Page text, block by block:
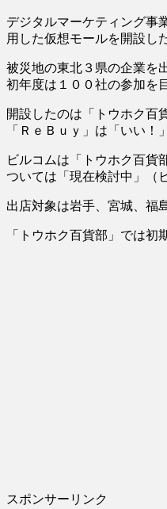
デジタルマーケティング事
用した仮想モールを開設し
被災地の東北３県の企業を
初年度は１００社の参加を
開設したのは「トウホク百
「ＲｅＢｕｙ」は「いい
ビルコムは「トウホク百貨
ついては「現在検討中」（
出店対象は岩手、宮城、福
「トウホク百貨部」では
スポンサーリンク